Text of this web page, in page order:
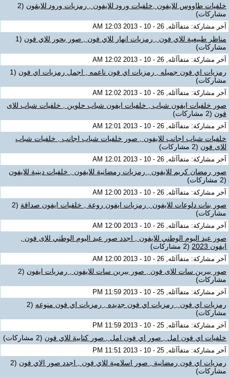
خلفيات طاووس للايفون ,خلفيات ورود للايفون , رمزيات ورود للابقون
(2
مشاركات)
آخر مشاركة: متفأآئله, 26 - 10 - 2013 12:03 AM
مناظر طبيعية للاي فون , رمزيات انهار للاي فون , صور بحور للاي فون
(1
مشاركات)
آخر مشاركة: متفأآئله, 26 - 10 - 2013 12:02 AM
رمزيات اي فون جميله , رمزيات اي فون ناعمه , اجمل رمزيات اي فون
(1
مشاركات)
آخر مشاركة: متفأآئله, 26 - 10 - 2013 12:02 AM
صور خلفيات ايفون شباب , خلفيات ايفون شباب حلوين , خلفيات شباب للاى
فون (2 مشاركات)
آخر مشاركة: متفأآئله, 26 - 10 - 2013 12:01 AM
خلفيات شباب اجانب للايفون , صور خلفيات شباب اجانب , خلفيات شباب
للاى فون (2 مشاركات)
آخر مشاركة: متفأآئله, 26 - 10 - 2013 12:01 AM
صور رمضان كريم للايفون , رمزيات رمضانية للايفون , خلفيات دينية للايفون
(2 مشاركات)
آخر مشاركة: متفأآئله, 26 - 10 - 2013 12:00 AM
صور بنات دلوعات للايفون , رمزيات ايفون روعة , خلفيات ايفون صداقة
(2
مشاركات)
آخر مشاركة: متفأآئله, 26 - 10 - 2013 12:00 AM
صور عيد اليوم الوطني للايفون , اجدد صور عيد اليوم الوطني للاى فون ,
ايفون 2023
(2 مشاركات)
آخر مشاركة: متفأآئله, 26 - 10 - 2013 12:00 AM
صور بيرين سات للاى فون , صور بيرين سات للايفون , رمزيات ايفون
(2
مشاركات)
آخر مشاركة: متفأآئله, 25 - 10 - 2013 11:59 PM
رمزيات اي فون , رمزيات اي فون جديده , رمزيات اي فون منوعه
(2
مشاركات)
آخر مشاركة: متفأآئله, 25 - 10 - 2013 11:59 PM
خلفيات اي فون امل , صور اي فون امل , صور كتابية للاي فون (2 مشاركات)
آخر مشاركة: متفأآئله, 25 - 10 - 2013 11:51 PM
رمزيات اي فون رمضانية , صور اسلامية للاي فون , اجدد صور الاي فون
(2
مشاركات)